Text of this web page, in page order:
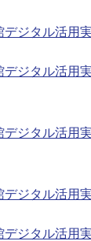
デジタル活用
ジタル活用
ジタル活用
ジタル活用
ジタル活用